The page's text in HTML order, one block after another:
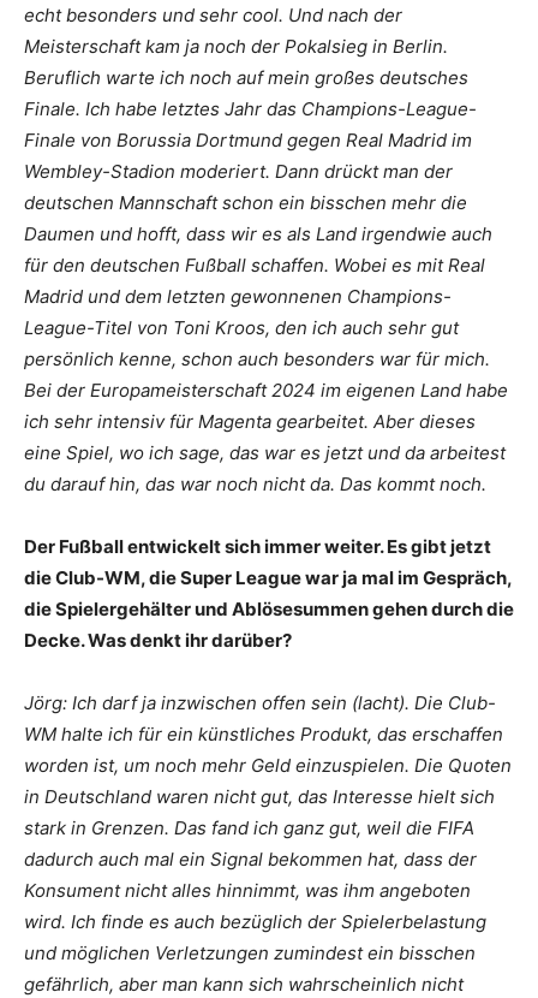
echt besonders und sehr cool. Und nach der
Meisterschaft kam ja noch der Pokalsieg in Berlin.
Beruflich warte ich noch auf mein großes deutsches
Finale. Ich habe letztes Jahr das Champions-League-
Finale von Borussia Dortmund gegen Real Madrid im
Wembley-Stadion moderiert. Dann drückt man der
deutschen Mannschaft schon ein bisschen mehr die
Daumen und hofft, dass wir es als Land irgendwie auch
für den deutschen Fußball schaffen. Wobei es mit Real
Madrid und dem letzten gewonnenen Champions-
League-Titel von Toni Kroos, den ich auch sehr gut
persönlich kenne, schon auch besonders war für mich.
Bei der Europameisterschaft 2024 im eigenen Land habe
ich sehr intensiv für Magenta gearbeitet. Aber dieses
eine Spiel, wo ich sage, das war es jetzt und da arbeitest
du darauf hin, das war noch nicht da. Das kommt noch.
Der Fußball entwickelt sich immer weiter. Es gibt jetzt
die Club-WM, die Super League war ja mal im Gespräch,
die Spielergehälter und Ablösesummen gehen durch die
Decke. Was denkt ihr darüber?
Jörg: Ich darf ja inzwischen offen sein (lacht). Die Club-
WM halte ich für ein künstliches Produkt, das erschaffen
worden ist, um noch mehr Geld einzuspielen. Die Quoten
in Deutschland waren nicht gut, das Interesse hielt sich
stark in Grenzen. Das fand ich ganz gut, weil die FIFA
dadurch auch mal ein Signal bekommen hat, dass der
Konsument nicht alles hinnimmt, was ihm angeboten
wird. Ich finde es auch bezüglich der Spielerbelastung
und möglichen Verletzungen zumindest ein bisschen
gefährlich, aber man kann sich wahrscheinlich nicht